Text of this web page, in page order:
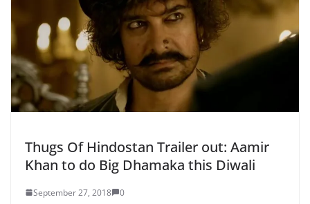
Thugs Of Hindostan Trailer out: Aamir
Khan to do Big Dhamaka this Diwali
September 27, 2018 0